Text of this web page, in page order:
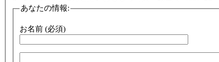
あなたの情報:
お名前 (必須)